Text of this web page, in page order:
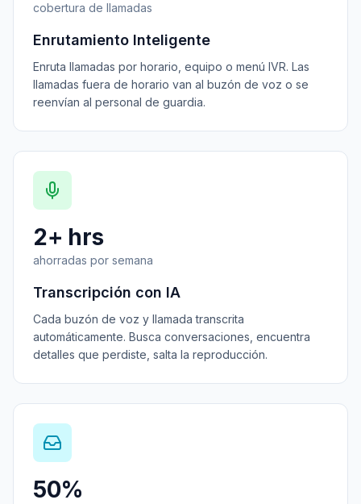
cobertura de llamadas
Enrutamiento Inteligente
Enruta llamadas por horario, equipo o menú IVR. Las
llamadas fuera de horario van al buzón de voz o se
reenvían al personal de guardia.
2+ hrs
ahorradas por semana
Transcripción con IA
Cada buzón de voz y llamada transcrita
automáticamente. Busca conversaciones, encuentra
detalles que perdiste, salta la reproducción.
50%